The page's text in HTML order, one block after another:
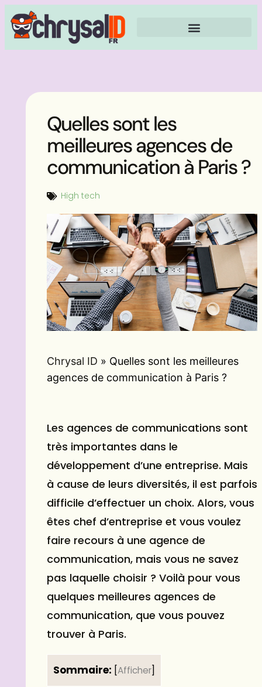
Quelles sont les
meilleures agences de
communication à Paris ?
High tech
Chrysal ID » Quelles sont les meilleures
agences de communication à Paris ?
Les agences de communications sont
très importantes dans le
développement d’une entreprise. Mais
à cause de leurs diversités, il est parfois
difficile d’effectuer un choix. Alors, vous
êtes chef d’entreprise et vous voulez
faire recours à une agence de
communication, mais vous ne savez
pas laquelle choisir ? Voilà pour vous
quelques meilleures agences de
communication, que vous pouvez
trouver à Paris.
Sommaire: Afficher